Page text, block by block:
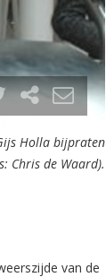
Holla bijpraten
Chris de Waard).
van de